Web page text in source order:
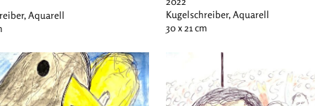
Aquarell
Kugelschreiber, Aquarell
30 x 21 cm